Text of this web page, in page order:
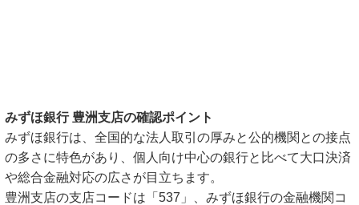
みずほ銀行 豊洲支店の確認ポイント
みずほ銀行は、全国的な法人取引の厚みと公的機関との接点
の多さに特色があり、個人向け中心の銀行と比べて大口決済
や総合金融対応の広さが目立ちます。
豊洲支店の支店コードは「537」、みずほ銀行の金融機関コ